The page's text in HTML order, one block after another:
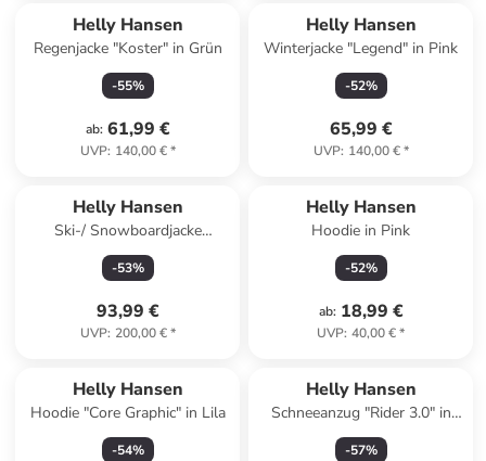
Helly Hansen
Regenjacke "Koster" in Grün
-55%
ab: 61,99 €
UVP: 140,00 €*
Helly Hansen
Winterjacke "Legend" in Pink
-52%
65,99 €
UVP: 140,00 €*
Helly Hansen
Ski-/ Snowboardjacke
"Kvitfjell Race" in Dunkelblau
-53%
93,99 €
UVP: 200,00 €*
Helly Hansen
Hoodie in Pink
-52%
ab: 18,99 €
UVP: 40,00 €*
Helly Hansen
Hoodie "Core Graphic" in Lila
-54%
Helly Hansen
Schneeanzug "Rider 3.0" in
Blau/ Dunkelblau/ Orange
-57%